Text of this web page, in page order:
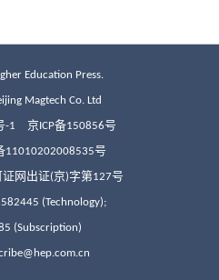
Education Press.
Magtech Co. Ltd
-1 京ICP备150856号
11010202008535号
网出证(京)字第127号
(Technology);
(Subscription)